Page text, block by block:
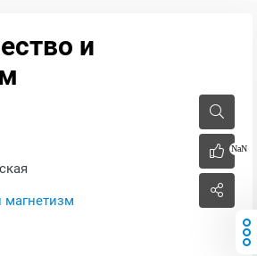
и
NaN